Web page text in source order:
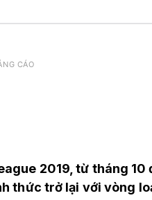
CÁO
2019, từ tháng 10
thức trở lại với vòng